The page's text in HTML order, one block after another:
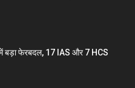
में बड़ा फेरबदल, 17 IAS और 7 HCS